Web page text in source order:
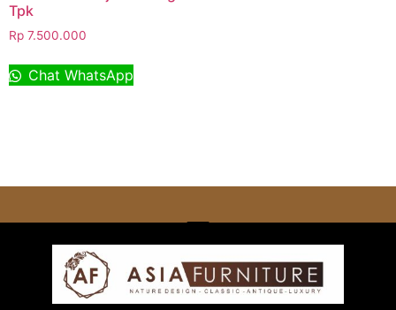
Tpk
Rp 7.500.000
Chat WhatsApp